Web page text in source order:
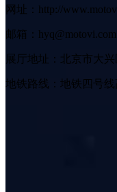
网址：http://
邮箱：hyq@motovi.com
展厅地址：北京市大
地铁路线：地铁四号